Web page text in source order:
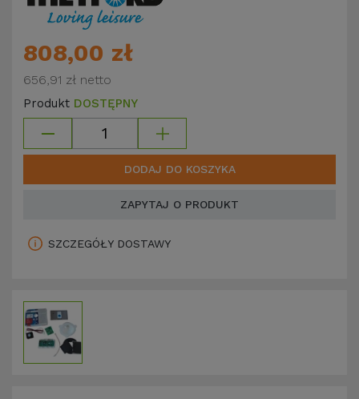
808,00 zł
656,91 zł netto
Produkt DOSTĘPNY
DODAJ DO KOSZYKA
ZAPYTAJ O PRODUKT
SZCZEGÓŁY DOSTAWY